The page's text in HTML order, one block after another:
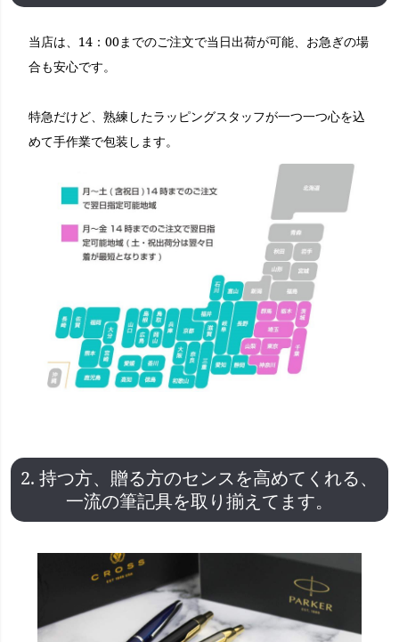
当店は、14：00までのご注文で当日出荷が可能、お急ぎの場
合も安心です。
特急だけど、熟練したラッピングスタッフが一つ一つ心を込
めて手作業で包装します。
2. 持つ方、贈る方のセンスを高めてくれる、
一流の筆記具を取り揃えてます。